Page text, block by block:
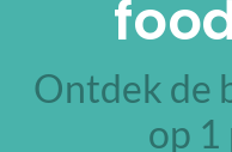
Ontdek de
op